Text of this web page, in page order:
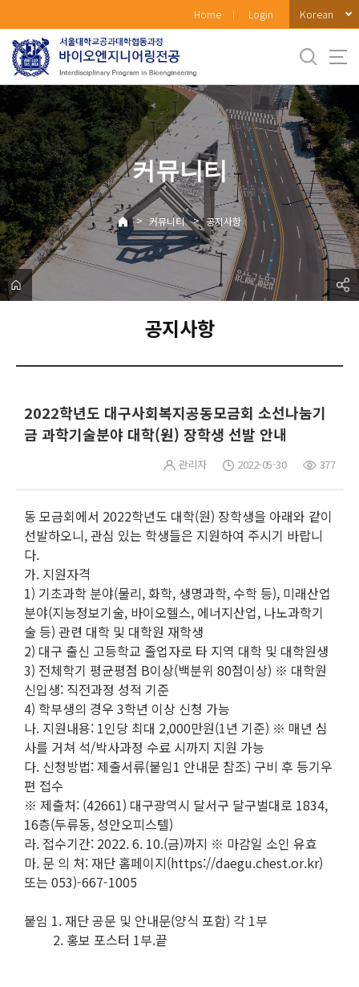
로
메
뉴
Home Login Korean
커뮤니티
> 커뮤니티 > 공지사항
공지사항
2022학년도 대구사회복지공동모금회 소선나눔기
금 과학기술분야 대학(원) 장학생 선발 안내
관리자 2022-05-30 377
동 모금회에서 2022학년도 대학(원) 장학생을 아래와 같이
선발하오니, 관심 있는 학생들은 지원하여 주시기 바랍니
다.
가. 지원자격
1) 기초과학 분야(물리, 화학, 생명과학, 수학 등), 미래산업
분야(지능정보기술, 바이오헬스, 에너지산업, 나노과학기
술 등) 관련 대학 및 대학원 재학생
2) 대구 출신 고등학교 졸업자로 타 지역 대학 및 대학원생
3) 전체학기 평균평점 B이상(백분위 80점이상) ※ 대학원
신입생: 직전과정 성적 기준
4) 학부생의 경우 3학년 이상 신청 가능
나. 지원내용: 1인당 최대 2,000만원(1년 기준) ※ 매년 심
사를 거쳐 석/박사과정 수료 시까지 지원 가능
다. 신청방법: 제출서류(붙임1 안내문 참조) 구비 후 등기우
편 접수
※ 제출처: (42661) 대구광역시 달서구 달구벌대로 1834,
16층(두류동, 성안오피스텔)
라. 접수기간: 2022. 6. 10.(금)까지 ※ 마감일 소인 유효
마. 문 의 처: 재단 홈페이지(https://daegu.chest.or.kr)
또는 053)-667-1005
붙임 1. 재단 공문 및 안내문(양식 포함) 각 1부
2. 홍보 포스터 1부.끝